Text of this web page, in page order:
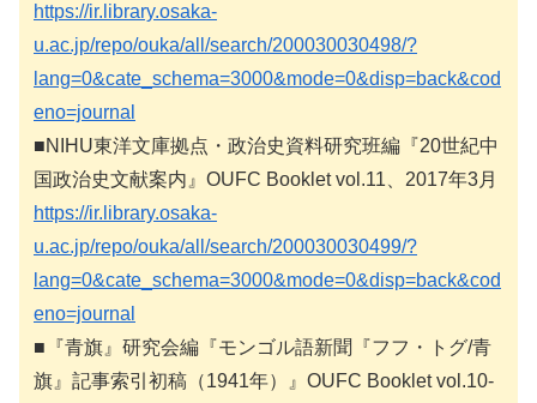
https://ir.library.osaka-
u.ac.jp/repo/ouka/all/search/200030030498/?
lang=0&cate_schema=3000&mode=0&disp=back&cod
eno=journal
■NIHU東洋文庫拠点・政治史資料研究班編『20世紀中
国政治史文献案内』OUFC Booklet vol.11、2017年3月
https://ir.library.osaka-
u.ac.jp/repo/ouka/all/search/200030030499/?
lang=0&cate_schema=3000&mode=0&disp=back&cod
eno=journal
■『青旗』研究会編『モンゴル語新聞『フフ・トグ/青
旗』記事索引初稿（1941年）』OUFC Booklet vol.10-